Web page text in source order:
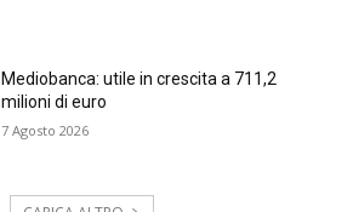
Mediobanca: utile in crescita a 711,2
milioni di euro
7 Agosto 2026